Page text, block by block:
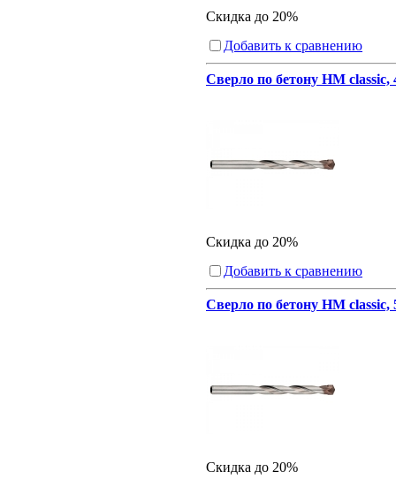
Скидка до 20%
Добавить к сравнению
Сверло по бетону HM
Скидка до 20%
Добавить к сравнению
Сверло по бетону HM
Скидка до 20%